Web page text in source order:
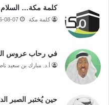
كلمة مكة… السلام
كلمة مكة 08-07
في رحاب عروس
أ.د. مبارك بن سعيد
حين يُختبر الصبر